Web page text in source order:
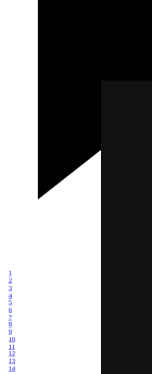
1
2
3
4
5
6
7
8
9
10
11
12
13
14